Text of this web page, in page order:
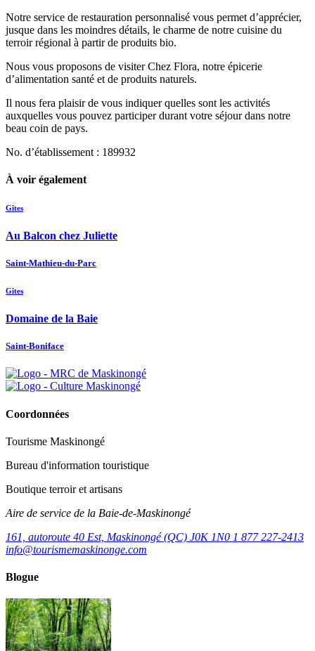
Notre service de restauration personnalisé vous permet d’apprécier,
jusque dans les moindres détails, le charme de notre cuisine du
terroir régional à partir de produits bio.
Nous vous proposons de visiter Chez Flora, notre épicerie
d’alimentation santé et de produits naturels.
Il nous fera plaisir de vous indiquer quelles sont les activités
auxquelles vous pouvez participer durant votre séjour dans notre
beau coin de pays.
No. d’établissement : 189932
À voir également
Gîtes
Au Balcon chez Juliette
Saint-Mathieu-du-Parc
Gîtes
Domaine de la Baie
Saint-Boniface
Coordonnées
Tourisme Maskinongé
Bureau d'information touristique
Boutique terroir et artisans
Aire de service de la Baie-de-Maskinongé
161, autoroute 40 Est, Maskinongé (QC) J0K 1N0 1 877 227-2413
info@tourismemaskinonge.com
Blogue